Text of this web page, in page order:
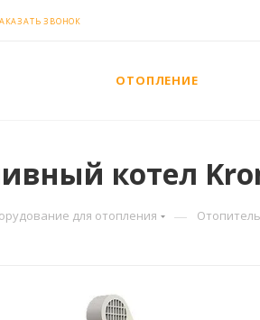
ЗВОНОК
ОТОПЛЕНИЕ
котел
для отопления —